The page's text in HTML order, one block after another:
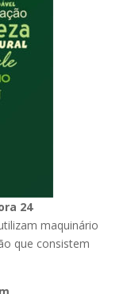
24
maquinário
que consistem